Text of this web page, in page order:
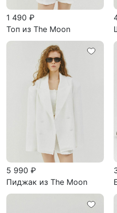
1 490 ₽
Топ из The Moon
5 990 ₽
Пиджак из The Moon